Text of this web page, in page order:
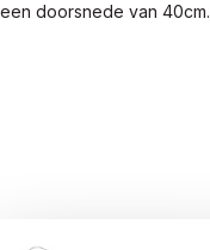
doorsnede van